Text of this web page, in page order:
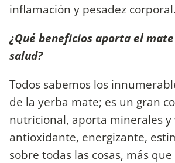
inflamación y pesadez corporal.
¿Qué beneficios aporta el
salud?
Todos sabemos los
de la yerba mate; es un gran
nutricional, aporta minerales y
antioxidante, energizante,
sobre todas las cosas, más